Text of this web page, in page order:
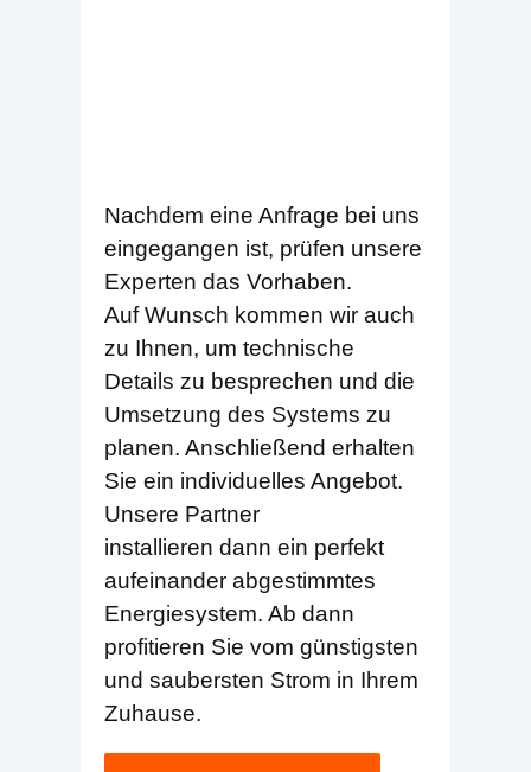
Nachdem eine Anfrage bei uns
eingegangen ist, prüfen unsere
Experten das Vorhaben.
Auf Wunsch kommen wir auch
zu Ihnen, um technische
Details zu besprechen und die
Umsetzung des Systems zu
planen. Anschließend erhalten
Sie ein individuelles Angebot.
Unsere Partner
installieren dann ein perfekt
aufeinander abgestimmtes
Energiesystem. Ab dann
profitieren Sie vom günstigsten
und saubersten Strom in Ihrem
Zuhause.